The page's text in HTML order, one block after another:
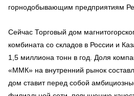
горнодобывающим предприятиям
Сейчас Торговый дом
комбината со складов в России и
1,5 миллиона тонн в год. Доля
«ММК» на внутренний рынок
дом ставит перед собой